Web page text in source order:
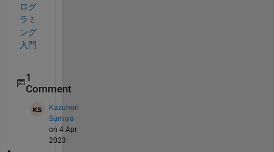
ログ
ラミ
ング
入門
1
Comment
Kazunori
Sumiya
on 4 Apr
2023